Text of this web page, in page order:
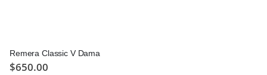
Remera Classic V Dama
$650.00